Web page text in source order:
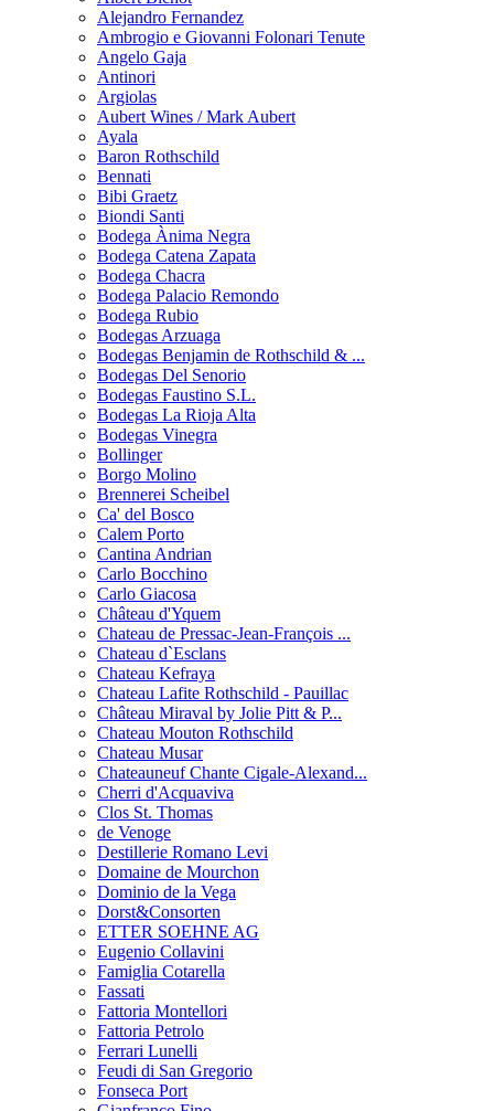
Alejandro Fernandez
Ambrogio e Giovanni Folonari Tenute
Angelo Gaja
Antinori
Argiolas
Aubert Wines / Mark Aubert
Ayala
Baron Rothschild
Bennati
Bibi Graetz
Biondi Santi
Bodega Ànima Negra
Bodega Catena Zapata
Bodega Chacra
Bodega Palacio Remondo
Bodega Rubio
Bodegas Arzuaga
Bodegas Benjamin de Rothschild & ...
Bodegas Del Senorio
Bodegas Faustino S.L.
Bodegas La Rioja Alta
Bodegas Vinegra
Bollinger
Borgo Molino
Brennerei Scheibel
Ca' del Bosco
Calem Porto
Cantina Andrian
Carlo Bocchino
Carlo Giacosa
Château d'Yquem
Chateau de Pressac-Jean-François ...
Chateau d`Esclans
Chateau Kefraya
Chateau Lafite Rothschild - Pauillac
Château Miraval by Jolie Pitt & P...
Chateau Mouton Rothschild
Chateau Musar
Chateauneuf Chante Cigale-Alexand...
Cherri d'Acquaviva
Clos St. Thomas
de Venoge
Destillerie Romano Levi
Domaine de Mourchon
Dominio de la Vega
Dorst&Consorten
ETTER SOEHNE AG
Eugenio Collavini
Famiglia Cotarella
Fassati
Fattoria Montellori
Fattoria Petrolo
Ferrari Lunelli
Feudi di San Gregorio
Fonseca Port